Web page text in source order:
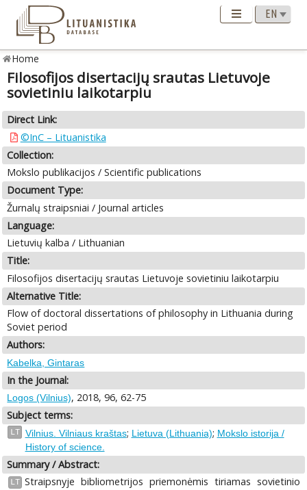
Home
Filosofijos disertacijų srautas Lietuvoje
sovietiniu laikotarpiu
Direct Link:
©InC – Lituanistika
Collection:
Mokslo publikacijos / Scientific publications
Document Type:
Žurnalų straipsniai / Journal articles
Language:
Lietuvių kalba / Lithuanian
Title:
Filosofijos disertacijų srautas Lietuvoje sovietiniu laikotarpiu
Alternative Title:
Flow of doctoral dissertations of philosophy in Lithuania during
Soviet period
Authors:
Kabelka, Gintaras
In the Journal:
Logos (Vilnius), 2018, 96, 62-75
Subject terms:
LT Vilnius. Vilniaus kraštas; Lietuva (Lithuania); Mokslo istorija /
History of science.
Summary / Abstract:
LT Straipsnyje bibliometrijos priemonėmis tiriamas sovietinio